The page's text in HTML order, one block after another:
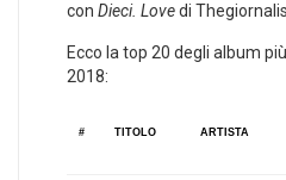
con Dieci. Lovedi
Ecco la top 20 degli album
2018:
# TITOLO ARTISTA